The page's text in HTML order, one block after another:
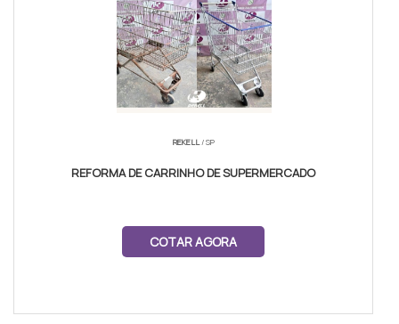
REKELL/ SP
REFORMA DE CARRINHO DE SUPERMERCADO
COTAR AGORA